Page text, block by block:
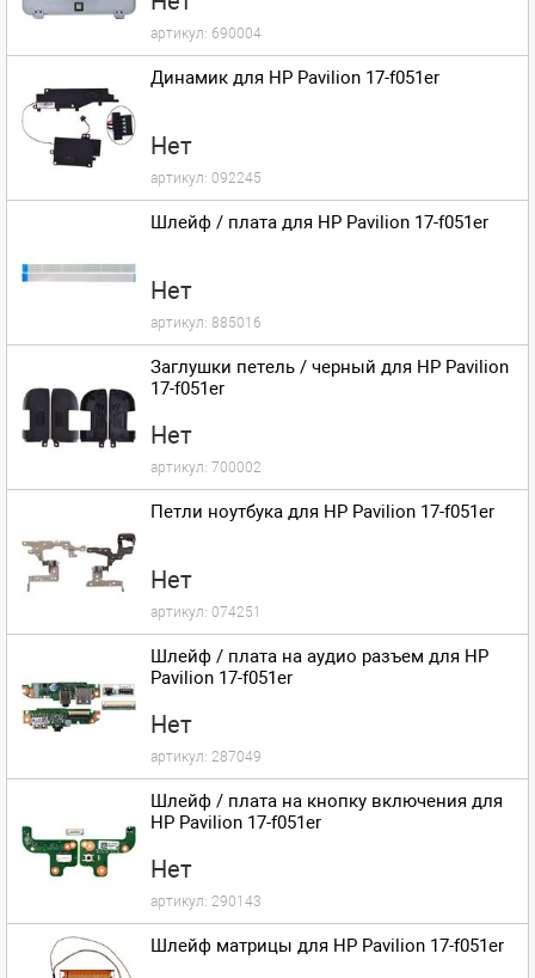
артикул: 690004
Динамик для HP Pavilion 17-f051er
Нет
артикул: 092245
Шлейф / плата для HP Pavilion 17-f051er
Нет
артикул: 885016
Заглушки петель / черный для HP Pavilion
17-f051er
Нет
артикул: 700002
Петли ноутбука для HP Pavilion 17-f051er
Нет
артикул: 074251
Шлейф / плата на аудио разъем для HP
Pavilion 17-f051er
Нет
артикул: 287049
Шлейф / плата на кнопку включения для
HP Pavilion 17-f051er
Нет
артикул: 290143
Шлейф матрицы для HP Pavilion 17-f051er